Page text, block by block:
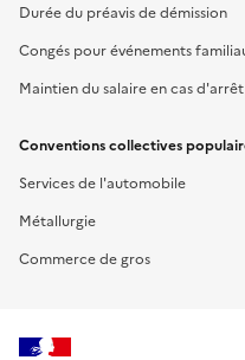
Durée du préavis de démission
Congés pour événements
Maintien du salaire en cas
Conventions collectives
Services de l'automobile
Métallurgie
Commerce de gros